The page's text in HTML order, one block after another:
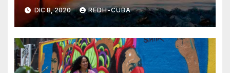
DIC 8, 2020 REDH-CUBA